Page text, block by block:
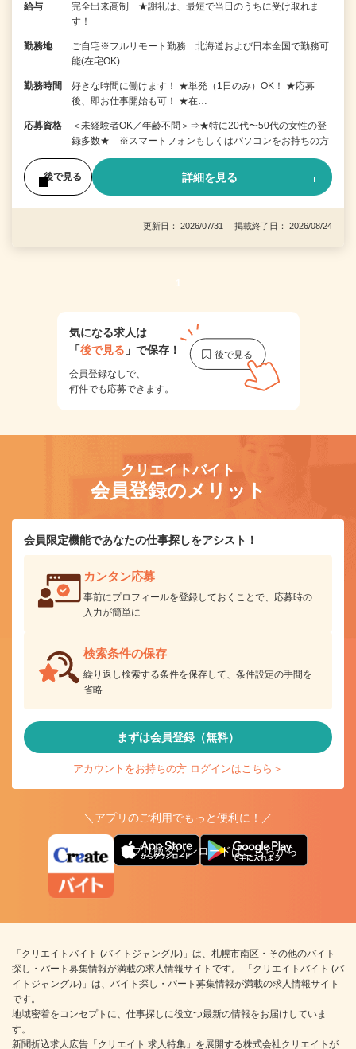
給与
完全出来高制 ★謝礼は、最短で当日のうちに受け取れま
す！
勤務地
ご自宅※フルリモート勤務 北海道および日本全国で勤務可
能(在宅OK)
勤務時間
好きな時間に働けます！ ★単発（1日のみ）OK！ ★応募
後、即お仕事開始も可！ ★在…
応募資格
＜未経験者OK／年齢不問＞⇒★特に20代〜50代の女性の登
録多数★ ※スマートフォンもしくはパソコンをお持ちの方
後で見る 詳細を見る
更新日： 2026/07/31 掲載終了日： 2026/08/24
1
気になる求人は
「後で見る 」で保存！
会員登録なしで、
何件でも応募できます。
クリエイトバイト
会員登録のメリット
会員限定機能であなたの仕事探しをアシスト！
カンタン応募
事前にプロフィールを登録しておくことで、応募時の
入力が簡単に
検索条件の保存
繰り返し検索する条件を保存して、条件設定の手間を
省略
まずは会員登録（無料）
アカウントをお持ちの方 ログインはこちら＞
＼アプリのご利用でもっと便利に！／
アプリ版ダウンロードはこちらから
「クリエイトバイト (バイトジャングル)」は、札幌市南区・その他のバイト
探し・パート募集情報が満載の求人情報サイトです。 「クリエイトバイト (バ
イトジャングル)」は、バイト探し・パート募集情報が満載の求人情報サイト
です。
地域密着をコンセプトに、仕事探しに役立つ最新の情報をお届けしていま
す。
新聞折込求人広告「クリエイト 求人特集」を展開する株式会社クリエイトが